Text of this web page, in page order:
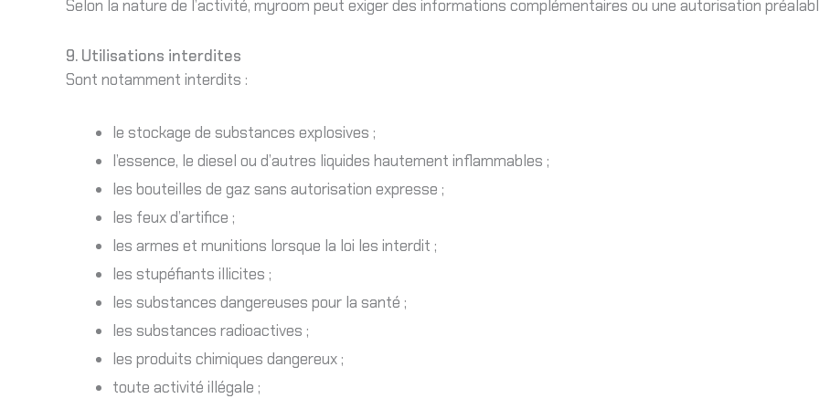
Selon la nature de l’activité, myroom peut exiger des informations complémentaires ou une autorisation
9. Utilisations interdites
Sont notamment interdits :
le stockage de substances explosives ;
l’essence, le diesel ou d’autres liquides hautement inflammables ;
les bouteilles de gaz sans autorisation expresse ;
les feux d’artifice ;
les armes et munitions lorsque la loi les interdit ;
les stupéfiants illicites ;
les substances dangereuses pour la santé ;
les substances radioactives ;
les produits chimiques dangereux ;
toute activité illégale ;